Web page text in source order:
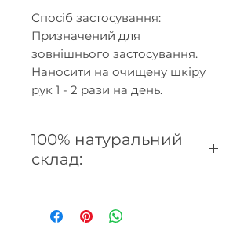
Спосіб застосування:
Призначений для
зовнішнього застосування.
Наносити на очищену шкіру
рук 1 - 2 рази на день.
100% натуральний
склад:
шипшини, кокосу, ши, віск